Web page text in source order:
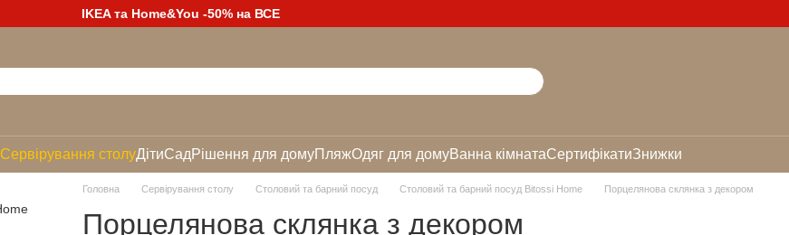
IKEA та Home&You -50% на ВСЕ
Сервірування столуДітиСадРішення для домуПляжОдяг для домуВанна кімнатаСертифікатиЗнижки
Головна Сервірування столу Столовий та барний посуд Столовий та барний посуд Bitossi Home Порцелянова склянка з декором
Порцелянова склянка з декором